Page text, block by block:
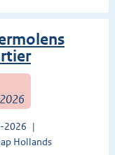
2026
Hollands